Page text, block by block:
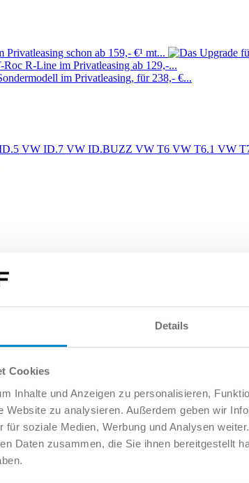
Details
Cookies
Inhalte und Anzeigen zu personalisieren,
Website zu analysieren. Außerdem geben wir
für soziale Medien, Werbung und Analysen
Daten zusammen, die Sie ihnen bereitgestellt
VW ID.7 VW ID.BUZZ VW T6 VW T6.1 VW